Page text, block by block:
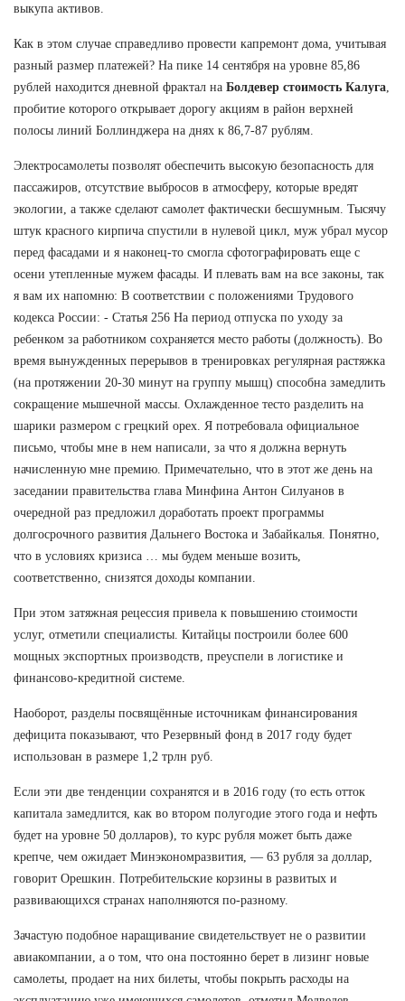
выкупа активов.
Как в этом случае справедливо провести капремонт дома, учитывая
разный размер платежей? На пике 14 сентября на уровне 85,86
рублей находится дневной фрактал на Болдевер стоимость Калуга
пробитие которого открывает дорогу акциям в район верхней
полосы линий Боллинджера на днях к 86,7-87 рублям.
Электросамолеты позволят обеспечить высокую безопасность для
пассажиров, отсутствие выбросов в атмосферу, которые вредят
экологии, а также сделают самолет фактически бесшумным. Тысячу
штук красного кирпича спустили в нулевой цикл, муж убрал мусор
перед фасадами и я наконец-то смогла сфотографировать еще с
осени утепленные мужем фасады. И плевать вам на все законы, так
я вам их напомню: В соответствии с положениями Трудового
кодекса России: - Статья 256 На период отпуска по уходу за
ребенком за работником сохраняется место работы (должность). Во
время вынужденных перерывов в тренировках регулярная растяжка
(на протяжении 20-30 минут на группу мышц) способна замедлить
сокращение мышечной массы. Охлажденное тесто разделить на
шарики размером с грецкий орех. Я потребовала официальное
письмо, чтобы мне в нем написали, за что я должна вернуть
начисленную мне премию. Примечательно, что в этот же день на
заседании правительства глава Минфина Антон Силуанов в
очередной раз предложил доработать проект программы
долгосрочного развития Дальнего Востока и Забайкалья. Понятно,
что в условиях кризиса … мы будем меньше возить,
соответственно, снизятся доходы компании.
При этом затяжная рецессия привела к повышению стоимости
услуг, отметили специалисты. Китайцы построили более 600
мощных экспортных производств, преуспели в логистике и
финансово-кредитной системе.
Наоборот, разделы посвящённые источникам финансирования
дефицита показывают, что Резервный фонд в 2017 году будет
использован в размере 1,2 трлн руб.
Если эти две тенденции сохранятся и в 2016 году (то есть отток
капитала замедлится, как во втором полугодие этого года и нефть
будет на уровне 50 долларов), то курс рубля может быть даже
крепче, чем ожидает Минэкономразвития, — 63 рубля за доллар,
говорит Орешкин. Потребительские корзины в развитых и
развивающихся странах наполняются по-разному.
Зачастую подобное наращивание свидетельствует не о развитии
авиакомпании, а о том, что она постоянно берет в лизинг новые
самолеты, продает на них билеты, чтобы покрыть расходы на